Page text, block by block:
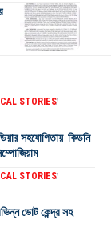
STORIES
সহযোগিতায় কিডনি
STORIES
ভোট কেন্দ্র সহ